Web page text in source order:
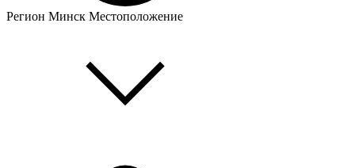
Регион Минск Местоположение